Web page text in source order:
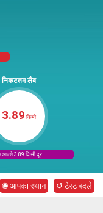
निकटतम लैब
3.89 किमी
3.89 किमी दूर
◉ आपका स्थान ↺ टेस्ट बदले